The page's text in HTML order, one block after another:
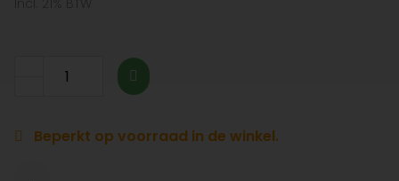
Beperkt op voorraad in de winkel.